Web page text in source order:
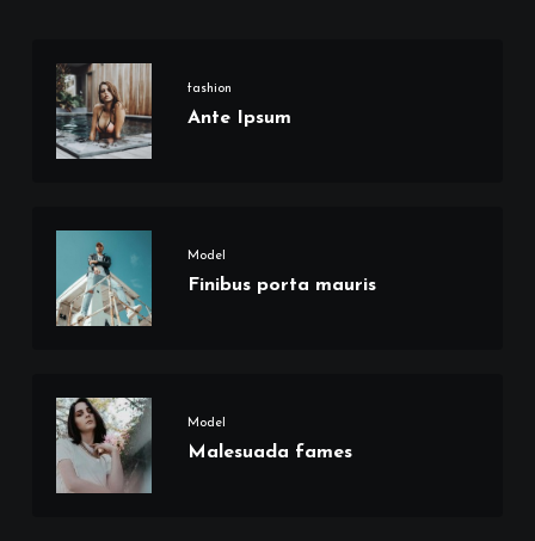
fashion
Ante Ipsum
Model
Finibus porta mauris
Model
Malesuada fames